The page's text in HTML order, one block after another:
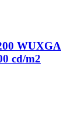
WUXGA
cd/m2